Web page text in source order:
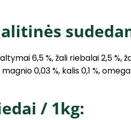
6,5 %, žali riebalai 2,5 %,
magnio 0,03 %, kalis 0,1 %,
/ 1kg: